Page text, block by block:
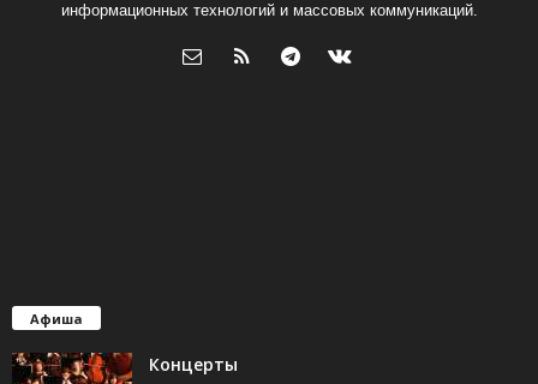
информационных технологий и массовых коммуникаций.
Афиша
Концерты